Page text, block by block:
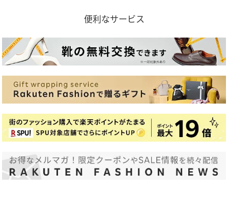
便利なサービス